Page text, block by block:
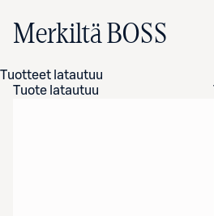
Merkiltä BOSS
Tuotteet latautuu
Tuote latautuu